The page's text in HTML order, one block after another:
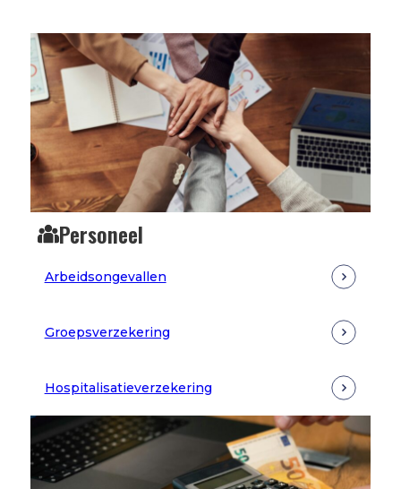
Personeel
Arbeidsongevallen
Groepsverzekering
Hospitalisatieverzekering